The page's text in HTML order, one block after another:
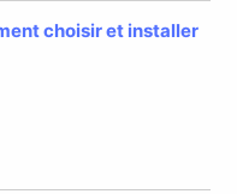
choisir et installer